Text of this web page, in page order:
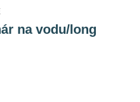
na vodu/long